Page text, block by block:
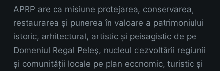
APRP are ca misiune protejarea, conservarea,
restaurarea și punerea în valoare a patrimoniului
istoric, arhitectural, artistic și peisagistic de pe
Domeniul Regal Peleș, nucleul dezvoltării regiunii
și comunității locale pe plan economic, turistic și